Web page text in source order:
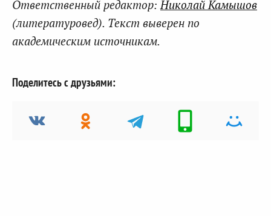
Ответственный редактор:Николай Камышов
(литературовед). Текст выверен по
академическим источникам.
Поделитесь с друзьями: